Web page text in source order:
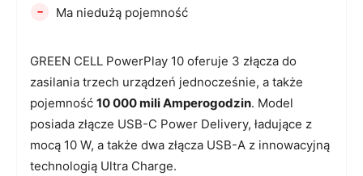
GREEN CELL PowerPlay 10 oferuje 3 złącza do
zasilania trzech urządzeń jednocześnie, a także
pojemność 10 000 mili Amperogodzin. Model
posiada złącze USB-C Power Delivery, ładujące z
mocą 10 W, a także dwa złącza USB-A z innowacyjną
technologią Ultra Charge.
- Ma niedużą pojemność